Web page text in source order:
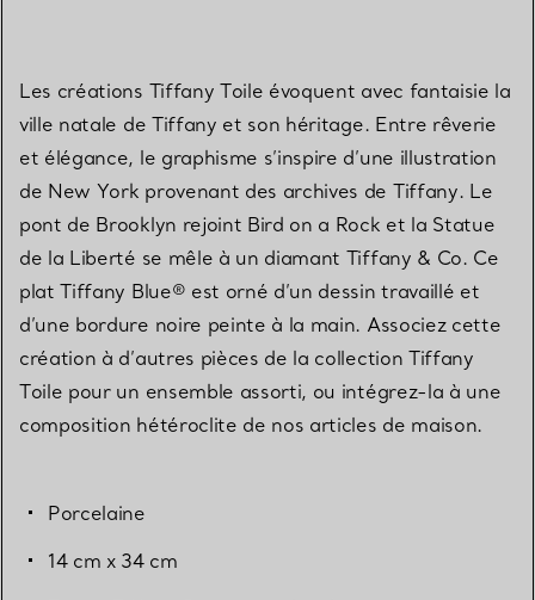
Les créations Tiffany Toile évoquent avec fantaisie la
ville natale de Tiffany et son héritage. Entre rêverie
et élégance, le graphisme s’inspire d’une illustration
de New York provenant des archives de Tiffany. Le
pont de Brooklyn rejoint Bird on a Rock et la Statue
de la Liberté se mêle à un diamant Tiffany & Co. Ce
plat Tiffany Blue® est orné d’un dessin travaillé et
d’une bordure noire peinte à la main. Associez cette
création à d’autres pièces de la collection Tiffany
Toile pour un ensemble assorti, ou intégrez-la à une
composition hétéroclite de nos articles de maison.
Porcelaine
14 cm x 34 cm